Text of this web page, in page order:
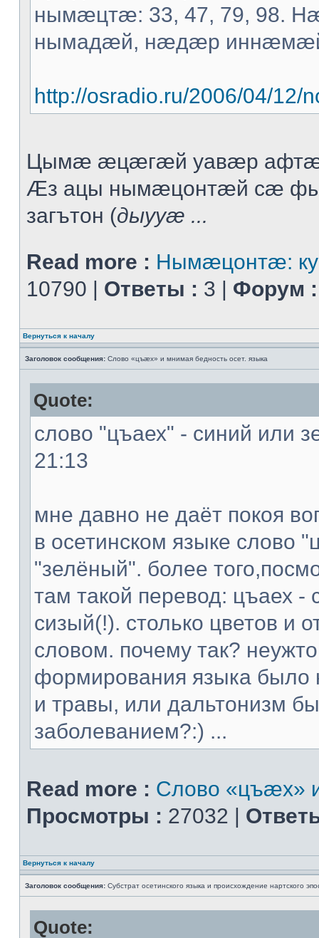
нымæцтæ: 33, 47, 79, 98.
нымадæй, нæдæр
http://osradio.ru/2006/04/12/
Цымæ æцæгæй уавæр
Æз ацы нымæцонтæй сæ
загътон (дыууæ ...
Read more : Нымæцонтæ:
10790 | Ответы : 3 | Форум :
Вернуться к началу
Заголовок сообщения: Слово «цъæх» и мнимая бедность осет. языка
Quote:
слово "цъаех" - синий или
21:13
мне давно не даёт покоя
в осетинском языке слово
"зелёный". более
там такой перевод: цъаех -
сизый(!). столько цветов и
словом. почему так?
формирования языка было
и травы, или дальтонизм
заболеванием?:) ...
Read more : Слово «цъæх»
Просмотры : 27032 |
Вернуться к началу
Заголовок сообщения: Субстрат осетинского языка и происхождение нартского
Quote: